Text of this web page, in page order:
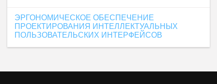
ЭРГОНОМИЧЕСКОЕ ОБЕСПЕЧЕНИЕ
ПРОЕКТИРОВАНИЯ ИНТЕЛЛЕКТУАЛЬНЫХ
ПОЛЬЗОВАТЕЛЬСКИХ ИНТЕРФЕЙСОВ